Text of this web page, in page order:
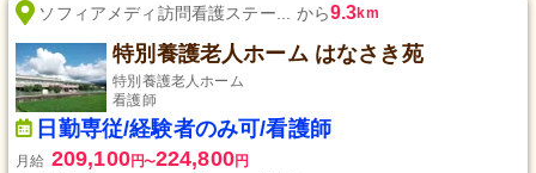
ソフィアメディ訪問看護ステー... から9.3km
特別養護老人ホーム はなさき苑
特別養護老人ホーム
看護師
日勤専従/経験者のみ可/看護師
月給 209,100円〜224,800円